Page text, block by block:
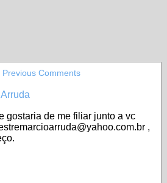
Previous Comments
gostaria de me filiar junto a vc
,